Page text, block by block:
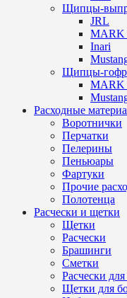
Щипцы-
JRL
MARK
Inari
Щипцы-
MARK
Расходные
Воротнички
Перчатки
Пелерины
Пеньюары
Фартуки
Прочие
Полотенца
Расчески и щетки
Щетки
Расчески
Брашинги
Сметки
Расчески
Щетки для